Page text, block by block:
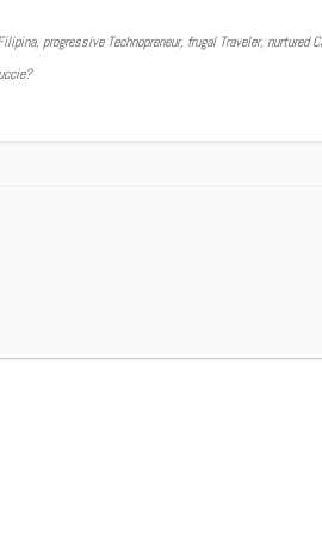
progressive Technopreneur, frugal Traveler, nurtured